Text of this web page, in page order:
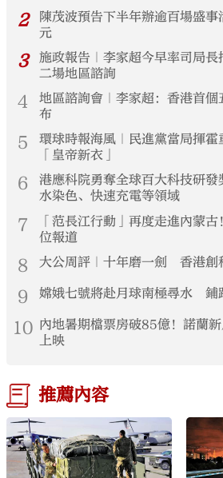
2
陳茂波預告下半年辦逾百場盛
元
3
施政報告｜李家超今早率司局
二場地區諮詢
4
地區諮詢會｜李家超：香港首
布
5
環球時報海風｜民進黨當局揮
「皇帝新衣」
6
港應科院勇奪全球百大科技研
水染色、快速充電等領域
7
「范長江行動」再度走進內蒙
位報道
8 大公周評｜十年磨一劍 香港創
9 嫦娥七號將赴月球南極尋水 鋪
10 內地暑期檔票房破85億！諾蘭
上映
推薦內容